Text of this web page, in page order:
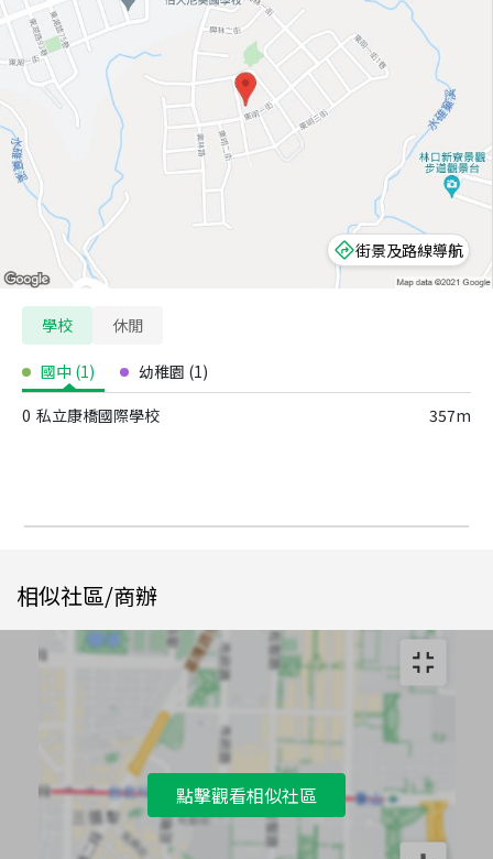
街景及路線導航
學校 休閒
國中 (1) 幼稚園 (1)
0 私立康橋國際學校 357m
相似社區/商辦
點擊觀看相似社區